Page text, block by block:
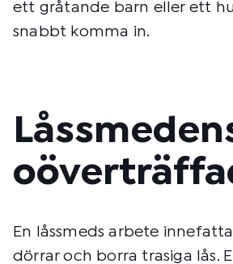
ett gråtande barn eller ett
snabbt komma in.
En låssmeds arbete
dörrar och borra trasiga lås.